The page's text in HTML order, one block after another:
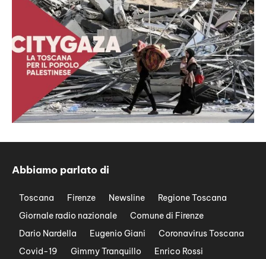
Abbiamo parlato di
Toscana Firenze Newsline
Regione Toscana
Giornale radio nazionale
Comune di Firenze
Dario Nardella
Eugenio Giani
Coronavirus Toscana
Covid-19
Gimmy Tranquillo
Enrico Rossi